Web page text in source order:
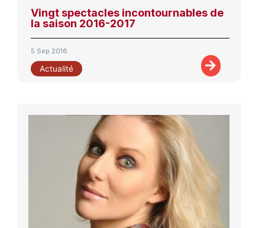
Vingt spectacles incontournables de
la saison 2016-2017
5 Sep 2016
Actualité